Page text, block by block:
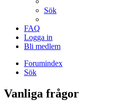
Sök
FAQ
Logga in
Bli medlem
Forumindex
Sök
Vanliga frågor